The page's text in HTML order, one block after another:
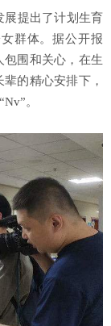
展提出了计划生育
群体。据公开报
围和关心，在生
的精心安排下，
。